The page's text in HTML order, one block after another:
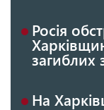
Росія
загиблих
На